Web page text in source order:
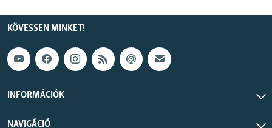
KÖVESSEN MINKET!
INFORMÁCIÓK
NAVIGÁCIÓ